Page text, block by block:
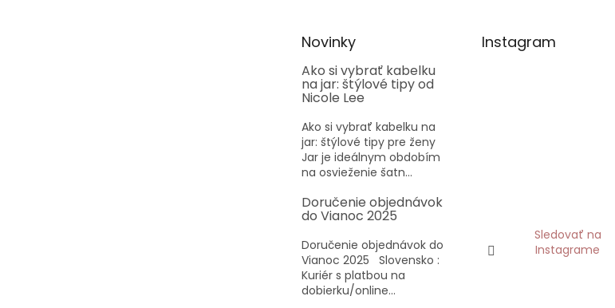
Novinky
Ako si vybrať kabelku
na jar: štýlové tipy od
Nicole Lee
Ako si vybrať kabelku na
jar: štýlové tipy pre ženy
Jar je ideálnym obdobím
na osvieženie šatn...
Doručenie objednávok
do Vianoc 2025
Doručenie objednávok do
Vianoc 2025 Slovensko :
Kuriér s platbou na
dobierku/online...
Instagram
Sledovať na
Instagrame